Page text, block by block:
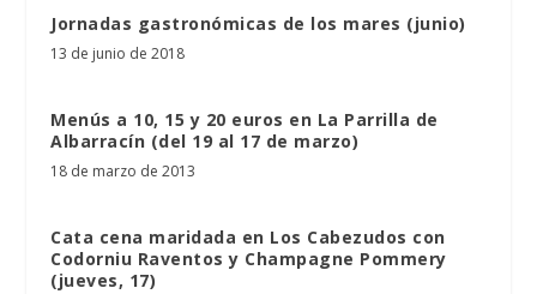
Jornadas gastronómicas de los mares (junio)
13 de junio de 2018
Menús a 10, 15 y 20 euros en La Parrilla de
Albarracín (del 19 al 17 de marzo)
18 de marzo de 2013
Cata cena maridada en Los Cabezudos con
Codorniu Raventos y Champagne Pommery
(jueves, 17)